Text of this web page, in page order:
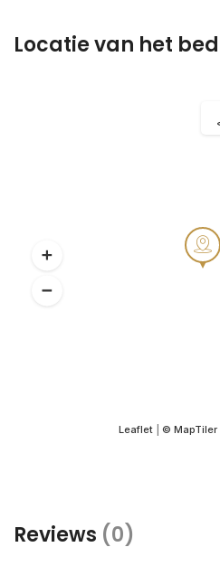
Locatie van het
Leaflet © MapTiler
Reviews (0)